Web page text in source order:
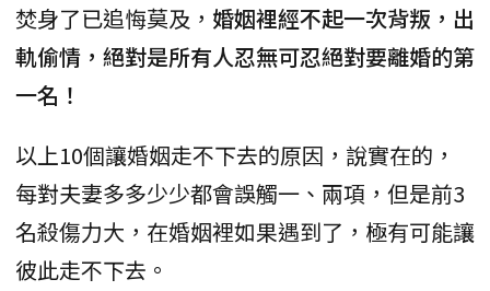
焚身了已追悔莫及， 婚姻裡經不起一次背叛，出
軌偷情，絕對是所有人忍無可忍絕對要離婚的第
一名！
以上10個讓婚姻走不下去的原因，說實在的，
每對夫妻多多少少都會誤觸一、兩項，但是前3
名殺傷力大，在婚姻裡如果遇到了，極有可能讓
彼此走不下去。